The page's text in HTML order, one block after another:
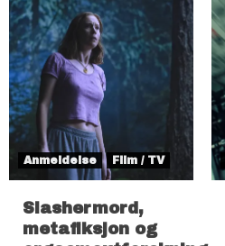
Anmeldelse Film / TV
Slashermord,
metafiksjon og